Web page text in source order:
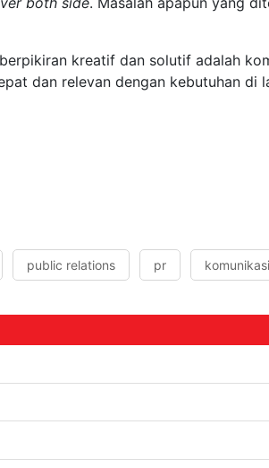
kreatif dan solutif adalah
dan relevan dengan kebutuhan di
public relations pr komunikasi